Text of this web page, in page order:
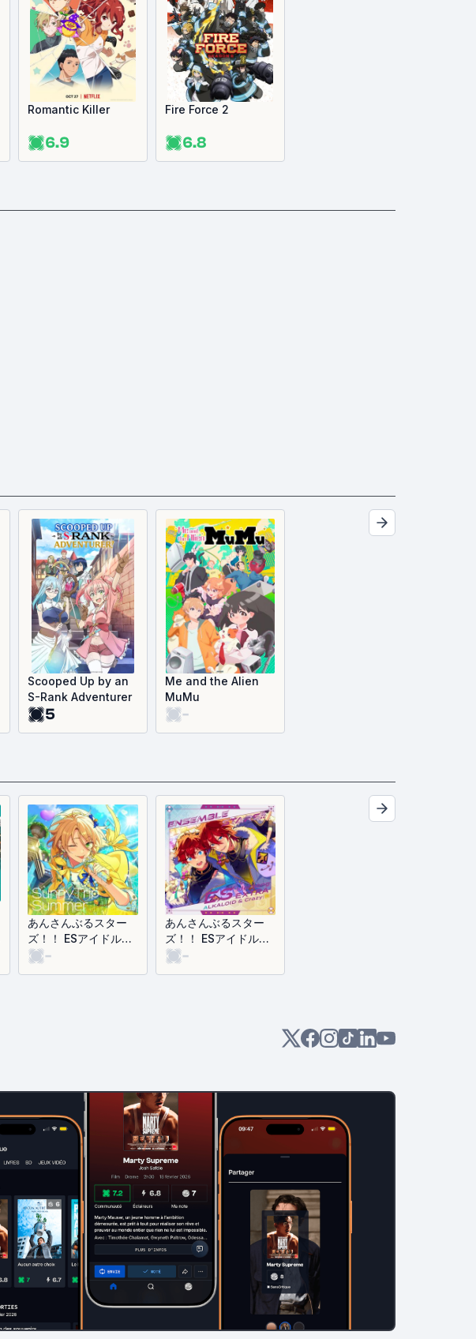
Romantic Killer
6.9
Fire Force 2
6.8
Scooped Up by an
S-Rank Adventurer
5
Me and the Alien
MuMu
-
あんさんぶるスター
ズ！！ ESアイドルソ
ング Season5
-
あんさんぶるスター
ズ！！ ESアイドルソ
ング Extra ALKALOID
-